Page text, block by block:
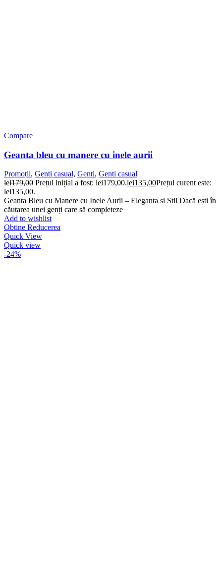
Compare
Geanta bleu cu manere cu inele aurii
Promoții, Genti casual, Genti, Genti casual
lei179,00 Prețul inițial a fost: lei179,00.lei135,00Prețul curent este:
lei135,00.
Geanta Bleu cu Manere cu Inele Aurii – Eleganta si Stil Dacă ești în
căutarea unei genți care să completeze
Add to wishlist
Obtine Reducerea
Quick View
Quick view
-24%